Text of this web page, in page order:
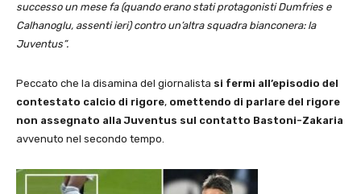
successo un mese fa (quando erano stati protagonisti Dumfries e
Calhanoglu, assenti ieri) contro un’altra squadra bianconera: la
Juventus”.
Peccato che la disamina del giornalista si fermi all’episodio del
contestato calcio di rigore, omettendo di parlare del rigore
non assegnato alla Juventus sul contatto Bastoni-Zakaria
avvenuto nel secondo tempo.